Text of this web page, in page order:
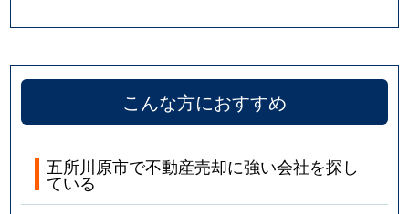
こんな方におすすめ
五所川原市で不動産売却に強い会社を探し
ている